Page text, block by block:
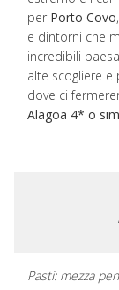
per Porto Covo,
e dintorni che
incredibili
alte scogliere
dove ci
Alagoa 4* o sim
Pasti: mezza